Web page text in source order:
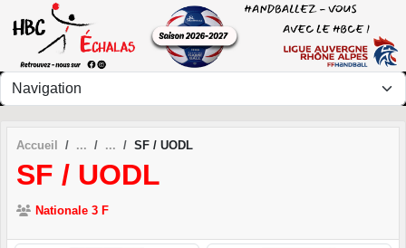
Accueil SF / UODL
SF / UODL
Nationale 3 F
Panneau de gestion des cookies